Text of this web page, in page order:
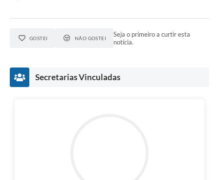
GOSTEI NÃO GOSTEI
Seja o primeiro a curtir esta
notícia.
Secretarias Vinculadas